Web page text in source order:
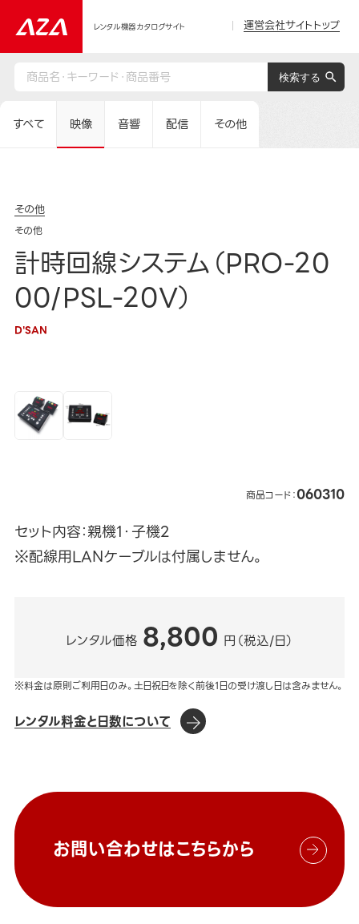
レンタル機器カタログサイト 運営会社サイトトップ
すべて 映像 音響 配信 その他
その他
その他
計時回線システム（PRO-20
00/PSL-20V）
D'SAN
商品コード：060310
セット内容：親機1・子機2
※配線用LANケーブルは付属しません。
レンタル価格 8,800 円（税込/日）
※料金は原則ご利用日のみ。土日祝日を除く前後1日の受け渡し日は含みません。
レンタル料金と日数について
お問い合わせはこちらから